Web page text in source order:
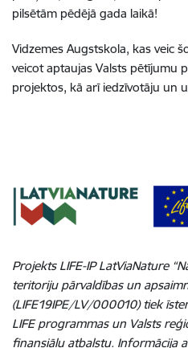
pilsētām pēdējā gada laikā!
Vidzemes Augstskola, kas veic
veicot aptaujas Valsts pētījumu
projektos, kā arī iedzīvotāju un
Projekts LIFE-IP LatViaNature
teritoriju pārvaldības un
(LIFE19IPE/LV/000010) tiek
LIFE programmas un Valsts
finansiālu atbalstu. Informācija